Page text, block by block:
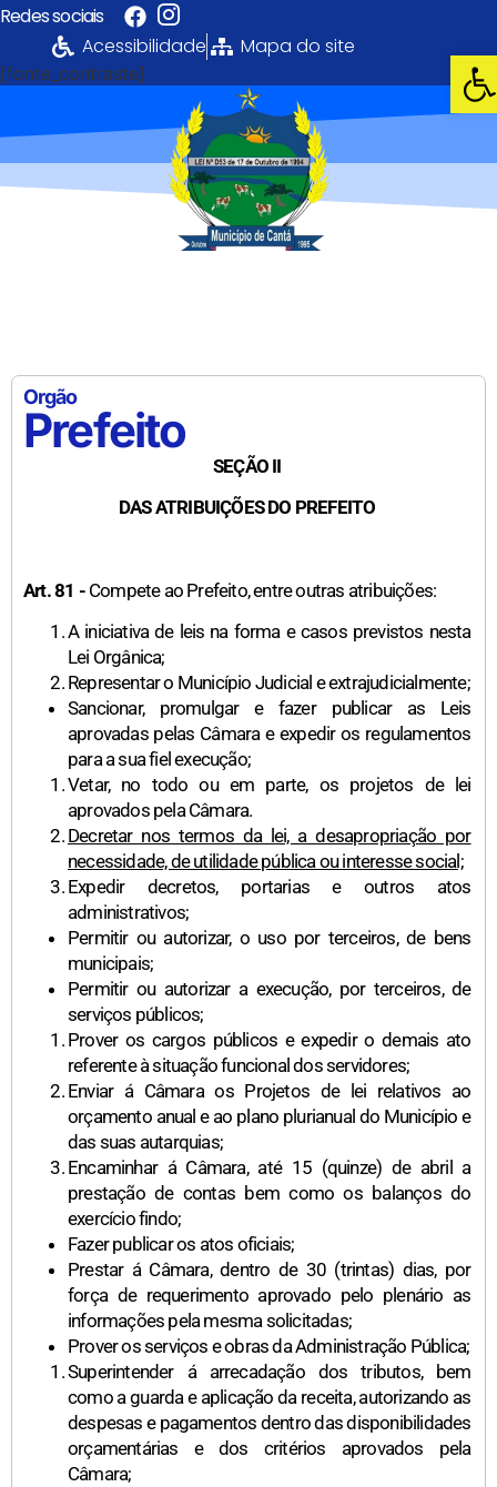
Redes sociais
Acessibilidade
Mapa do site
[fonte_contraste]
Orgão
Prefeito
SEÇÃO II
DAS ATRIBUIÇÕES DO PREFEITO
Art. 81 -Compete ao Prefeito, entre outras atribuições:
A iniciativa de leis na forma e casos previstos nesta
Lei Orgânica;
Representar o Município Judicial e extrajudicialmente;
Sancionar, promulgar e fazer publicar as Leis
aprovadas pelas Câmara e expedir os regulamentos
para a sua fiel execução;
Vetar, no todo ou em parte, os projetos de lei
aprovados pela Câmara.
Decretar nos termos da lei, a desapropriação por
necessidade, de utilidade pública ou interesse social;
Expedir decretos, portarias e outros atos
administrativos;
Permitir ou autorizar, o uso por terceiros, de bens
municipais;
Permitir ou autorizar a execução, por terceiros, de
serviços públicos;
Prover os cargos públicos e expedir o demais ato
referente à situação funcional dos servidores;
Enviar á Câmara os Projetos de lei relativos ao
orçamento anual e ao plano plurianual do Município e
das suas autarquias;
Encaminhar á Câmara, até 15 (quinze) de abril a
prestação de contas bem como os balanços do
exercício findo;
Fazer publicar os atos oficiais;
Prestar á Câmara, dentro de 30 (trintas) dias, por
força de requerimento aprovado pelo plenário as
informações pela mesma solicitadas;
Prover os serviços e obras da Administração Pública;
Superintender á arrecadação dos tributos, bem
como a guarda e aplicação da receita, autorizando as
despesas e pagamentos dentro das disponibilidades
orçamentárias e dos critérios aprovados pela
Câmara;